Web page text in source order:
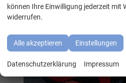
können Ihre Einwilligung jederzeit mit
widerrufen.
Alle akzeptieren Einstellungen
Datenschutzerklärung Impressum